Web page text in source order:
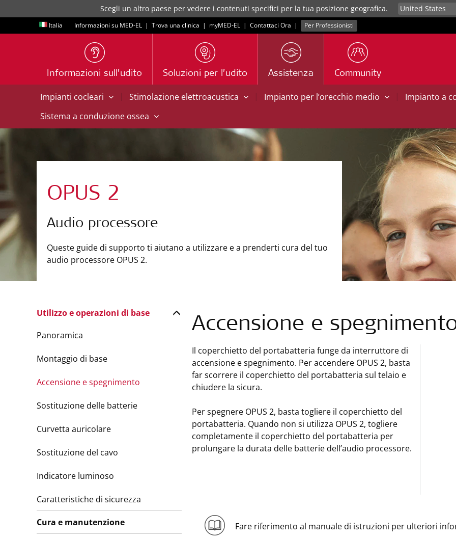
Scegli un altro paese per vedere i contenuti specifici per la tua posizione geografica.
Italia Informazioni su MED-EL | Trova una clinica | myMED‑EL | Contattaci Ora | Per Professionisti
Informazioni sull’udito Soluzioni per l’udito Assistenza Community
Impianti cocleari | Stimolazione elettroacustica | Impianto per l’orecchio medio |
Impianto a
Sistema a conduzione ossea
OPUS 2
Audio processore
Queste guide di supporto ti aiutano a utilizzare e a prenderti cura del tuo
audio processore OPUS 2.
Accensione e
Il coperchietto del portabatteria funge da interruttore di
accensione e spegnimento. Per accendere OPUS 2, basta
far scorrere il coperchietto del portabatteria sul telaio e
chiudere la sicura.
Per spegnere OPUS 2, basta togliere il coperchietto del
portabatteria. Quando non si utilizza OPUS 2, togliere
completamente il coperchietto del portabatteria per
prolungare la durata delle batterie dell’audio processore.
Fare riferimento al manuale di istruzioni per ulteriori
Utilizzo e operazioni di base
Panoramica
Montaggio di base
Accensione e spegnimento
Sostituzione delle batterie
Curvetta auricolare
Sostituzione del cavo
Indicatore luminoso
Caratteristiche di sicurezza
Cura e manutenzione